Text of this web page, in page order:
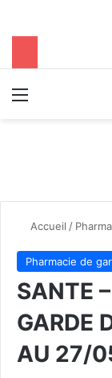
Accueil /
Pharmacie de
SANTE
GARDE
AU 27/